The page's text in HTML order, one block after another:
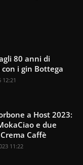
80 anni di
i gin Bottega
12:21
a Host 2023:
e due
Caffè
11:22